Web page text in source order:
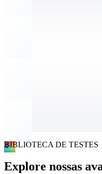
4
BIBLIOTECA DE TESTES
Explore nossas